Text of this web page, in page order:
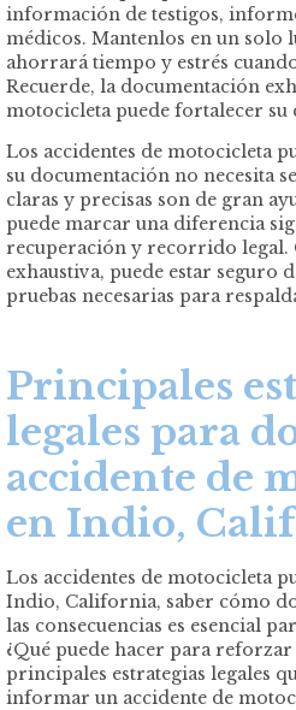
información de testigos,
médicos. Mantenlos en un solo
ahorrará tiempo y estrés
Recuerde, la documentación
motocicleta puede fortalecer su
Los accidentes de motocicleta
su documentación no necesita
claras y precisas son de gran
puede marcar una diferencia
recuperación y recorrido legal.
exhaustiva, puede estar seguro
pruebas necesarias para
Principales
legales para
accidente de
en Indio,
Los accidentes de motocicleta
Indio, California, saber cómo
las consecuencias es esencial
¿Qué puede hacer para reforzar
principales estrategias legales
informar un accidente de